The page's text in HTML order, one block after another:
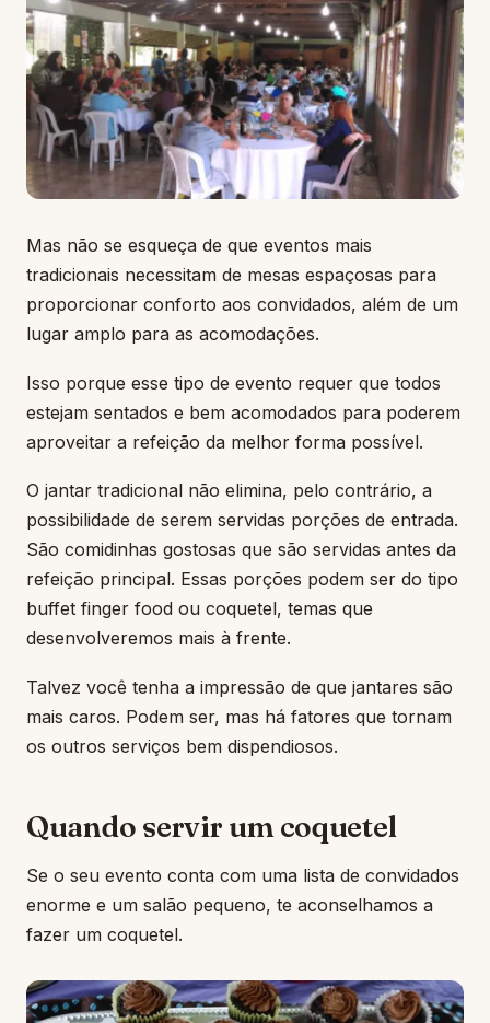
Mas não se esqueça de que eventos mais
tradicionais necessitam de mesas espaçosas para
proporcionar conforto aos convidados, além de um
lugar amplo para as acomodações.
Isso porque esse tipo de evento requer que todos
estejam sentados e bem acomodados para poderem
aproveitar a refeição da melhor forma possível.
O jantar tradicional não elimina, pelo contrário, a
possibilidade de serem servidas porções de entrada.
São comidinhas gostosas que são servidas antes da
refeição principal. Essas porções podem ser do tipo
buffet finger food ou coquetel, temas que
desenvolveremos mais à frente.
Talvez você tenha a impressão de que jantares são
mais caros. Podem ser, mas há fatores que tornam
os outros serviços bem dispendiosos.
Quando servir um coquetel
Se o seu evento conta com uma lista de convidados
enorme e um salão pequeno, te aconselhamos a
fazer um coquetel.